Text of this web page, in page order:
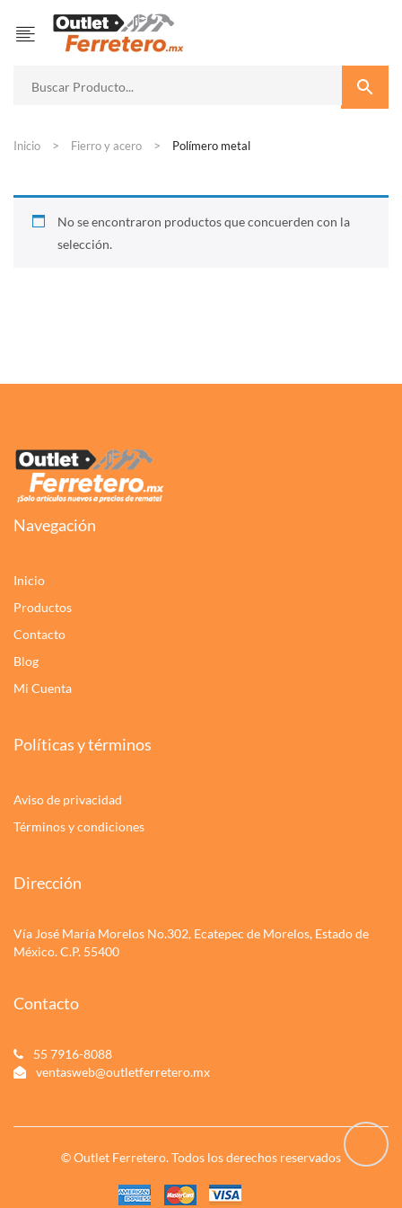
Inicio Fierro y acero Polímero metal
No se encontraron productos que concuerden con la
selección.
Navegación
Inicio
Productos
Contacto
Blog
Mi Cuenta
Políticas y términos
Aviso de privacidad
Términos y condiciones
Dirección
Vía José María Morelos No.302, Ecatepec de Morelos, Estado de
México. C.P. 55400
Contacto
55 7916-8088
ventasweb@outletferretero.mx
© Outlet Ferretero. Todos los derechos reservados